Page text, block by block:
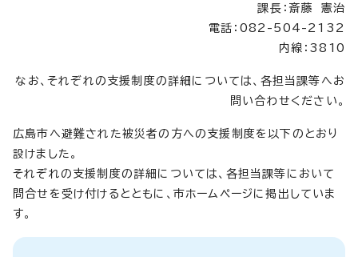
課長：斎藤 憲治
電話：082-504-2132
内線：3810
なお、それぞれの支援制度の詳細については、各担当課等へお
問い合わせください。
広島市へ避難された被災者の方への支援制度を以下のとおり
設けました。
それぞれの支援制度の詳細については、各担当課等において
問合せを受け付けるとともに、市ホームページに掲出していま
す。